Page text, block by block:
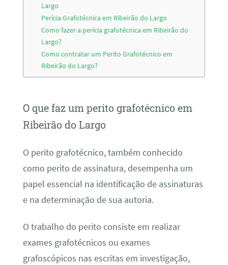
Largo
Perícia Grafotécnica em Ribeirão do Largo
Como fazer a perícia grafotécnica em Ribeirão do
Largo?
Como contratar um Perito Grafotécnico em
Ribeirão do Largo?
O que faz um perito grafotécnico em
Ribeirão do Largo
O perito grafotécnico, também conhecido
como perito de assinatura, desempenha um
papel essencial na identificação de assinaturas
e na determinação de sua autoria.
O trabalho do perito consiste em realizar
exames grafotécnicos ou exames
grafoscópicos nas escritas em investigação,